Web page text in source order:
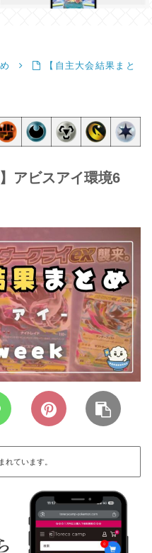
【自主大会結果まと
アビスアイ環境6
れています。